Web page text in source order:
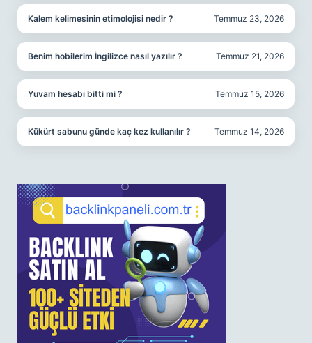
Kalem kelimesinin etimolojisi nedir ? Temmuz 23, 2026
Benim hobilerim İngilizce nasıl yazılır ? Temmuz 21, 2026
Yuvam hesabı bitti mi ? Temmuz 15, 2026
Kükürt sabunu günde kaç kez kullanılır ? Temmuz 14, 2026